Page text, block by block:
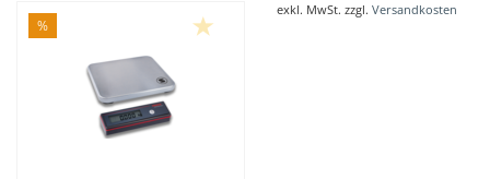
%
exkl. MwSt. zzgl. Versandkosten